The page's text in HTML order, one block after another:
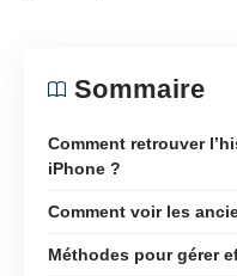
Sommaire
Comment retrouver
iPhone ?
Comment voir les
Méthodes pour gérer